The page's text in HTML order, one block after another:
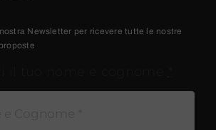
Newsletter per ricevere tutte le nostre